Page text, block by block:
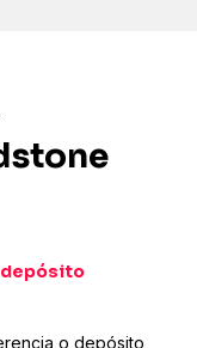
depósito
o depósito